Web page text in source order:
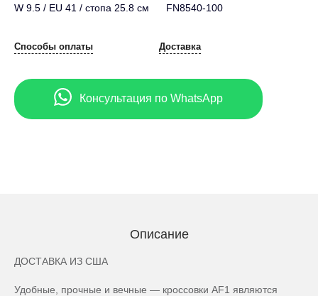
W 9.5 / EU 41 / стопа 25.8 см
FN8540-100
Способы оплаты Доставка
Консультация по WhatsApp
Описание
ДОСТАВКА ИЗ США
Удобные, прочные и вечные — кроссовки AF1 являются